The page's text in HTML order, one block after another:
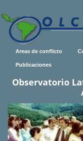
Areas de conflicto
Publicaciones
Observatorio